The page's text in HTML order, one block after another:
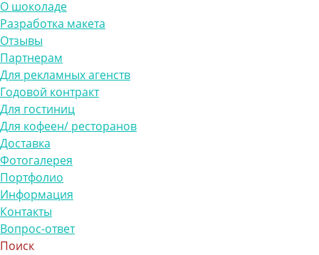
О шоколаде
Разработка макета
Отзывы
Партнерам
Для рекламных агенств
Годовой контракт
Для гостиниц
Для кофеен/ ресторанов
Доставка
Фотогалерея
Портфолио
Информация
Контакты
Вопрос-ответ
Поиск